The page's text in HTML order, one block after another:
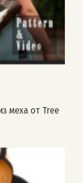
меха от Tree